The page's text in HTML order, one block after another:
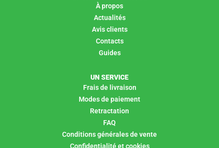
À propos
Actualités
Avis clients
Contacts
Guides
UN SERVICE
Frais de livraison
Modes de paiement
Retractation
FAQ
Conditions générales de vente
Confidentialité et cookies